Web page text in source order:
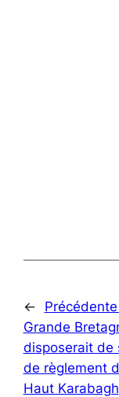
←
Grande
disposerait de
de règlement
Haut Karabagh